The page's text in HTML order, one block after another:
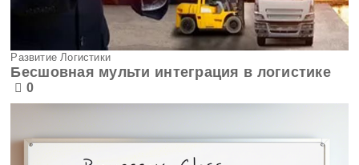
Развитие Логистики
Бесшовная мульти интеграция в логистике
0